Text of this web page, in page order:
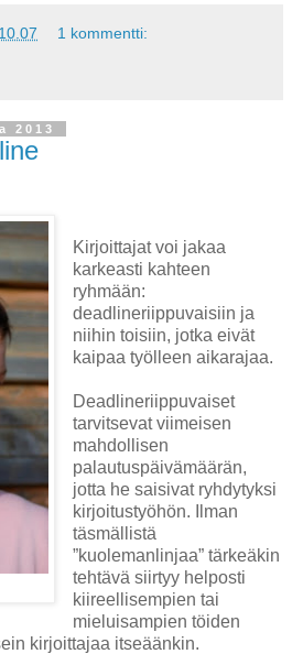
10.07 1 kommentti:
2013
Kirjoittajat voi jakaa
karkeasti kahteen
ryhmään:
deadlineriippuvaisiin ja
niihin toisiin, jotka eivät
kaipaa työlleen aikarajaa.
Deadlineriippuvaiset
tarvitsevat viimeisen
mahdollisen
palautuspäivämäärän,
jotta he saisivat ryhdytyksi
kirjoitustyöhön. Ilman
täsmällistä
”kuolemanlinjaa” tärkeäkin
tehtävä siirtyy helposti
kiireellisempien tai
mieluisampien töiden
kirjoittajaa itseäänkin.